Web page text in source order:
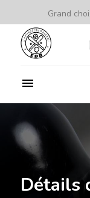
Grand
Détails